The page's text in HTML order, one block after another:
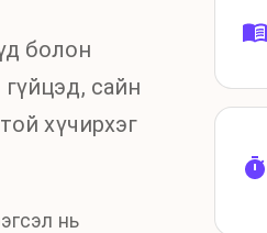
болон
сайн
хүчирхэг
нь